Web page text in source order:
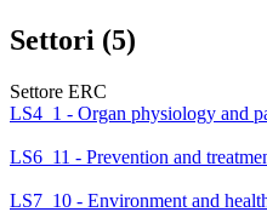
Settori (5)
Settore ERC
LS4_1 - Organ physiology and
LS6_11 - Prevention and
LS7_10 - Environment and